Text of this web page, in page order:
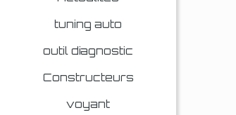
tuning auto
outil diagnostic
Constructeurs
voyant